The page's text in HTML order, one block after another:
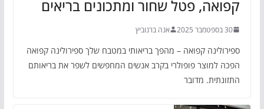
קפואה, פטל שחור ומתכונים בריאים
30 בספטמבר 2025 אנה ברנוביץ
ספירולינה קפואה – מהפך בריאותי במטבח שלך ספירולינה קפואה
הפכה למוצר פופולרי בקרב אנשים המחפשים לשפר את בריאותם
התזונתית. מדובר